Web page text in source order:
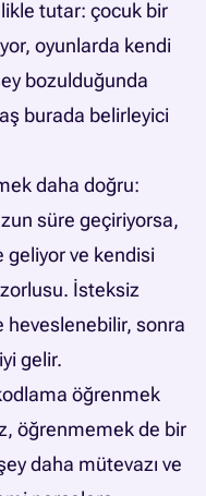
tutar: çocuk bir
oyunlarda kendi
bozulduğunda
burada belirleyici
daha doğru:
süre geçiriyorsa,
geliyor ve kendisi
İsteksiz
heveslenebilir, sonra
gelir.
öğrenmek
öğrenmemek de bir
daha mütevazı ve